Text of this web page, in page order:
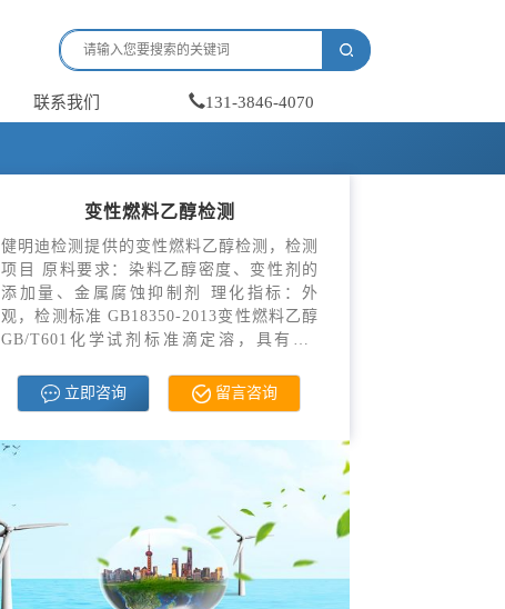
联系我们 131-3846-4070
变性燃料乙醇检测
健明迪检测提供的变性燃料乙醇检测，检测
项目 原料要求：染料乙醇密度、变性剂的
添加量、金属腐蚀抑制剂 理化指标：外
观，检测标准 GB18350-2013变性燃料乙醇
GB/T601化学试剂标准滴定溶，具有CM
立即咨询
留言咨询